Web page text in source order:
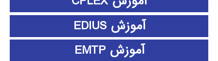
آموزش EDIUS
آموزش EMTP